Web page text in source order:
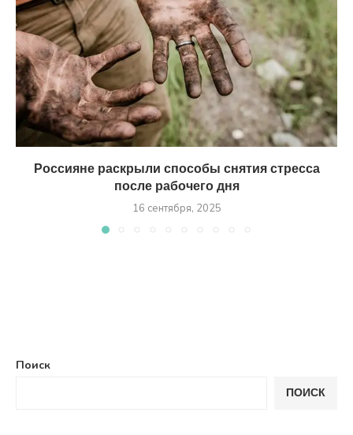
Россияне раскрыли способы снятия стресса
после рабочего дня
16 сентября, 2025
Поиск
ПОИСК